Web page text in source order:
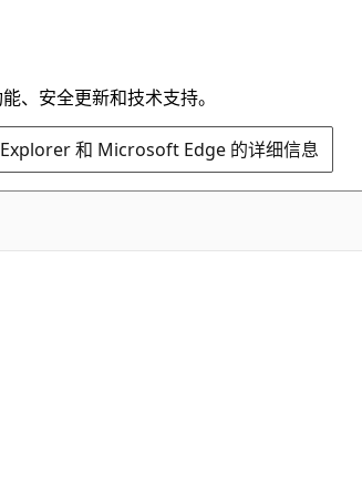
、安全更新和技术支持。
和 Microsoft Edge 的详细信息